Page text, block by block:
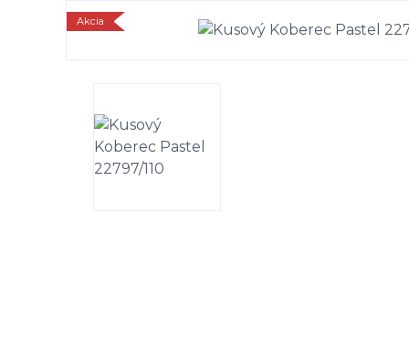
Akcia